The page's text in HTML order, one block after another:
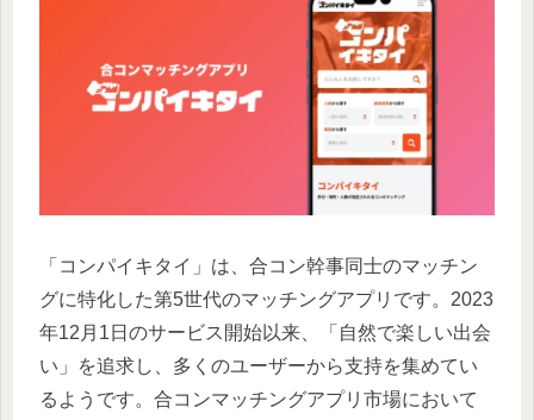
「コンパイキタイ」は、合コン幹事同士のマッチン
グに特化した第5世代のマッチングアプリです。2023
年12月1日のサービス開始以来、「自然で楽しい出会
い」を追求し、多くのユーザーから支持を集めてい
るようです。合コンマッチングアプリ市場において